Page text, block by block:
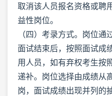
取消该人员报名资格或聘
益性岗位。
（四）考录方式。岗位通
面试结束后，按照面试成
用人员，如有弃权考生按
递补。岗位选择由成绩从
岗，面试成绩出现并列的